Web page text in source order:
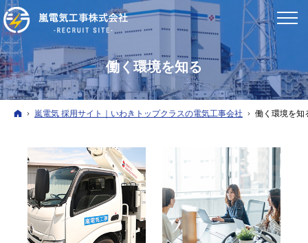
働く環境を知る
ホーム
嵐電気 採用サイト｜いわきトップクラスの電気工事会社 働く環境を知